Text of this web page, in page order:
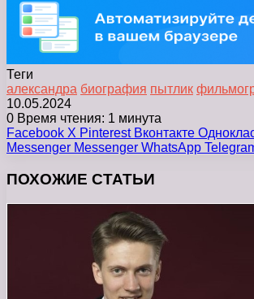
Теги
александра биография пытлик
10.05.2024
0 Время чтения: 1 минута
Facebook X Pinterest Вконтакте
Messenger Messenger WhatsApp
ПОХОЖИЕ СТАТЬИ